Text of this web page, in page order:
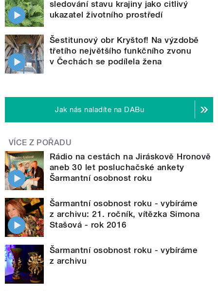
sledování stavu krajiny jako citlivý
ukazatel životního prostředí
Šestitunový obr Kryštof! Na výzdobě
třetího největšího funkčního zvonu
v Čechách se podílela žena
Jak nás naladíte na DABu
VÍCE Z POŘADU
Rádio na cestách na Jiráskově Hronově
aneb 30 let posluchačské ankety
Šarmantní osobnost roku
Šarmantní osobnost roku - vybíráme
z archivu: 21. ročník, vítězka Simona
Stašová - rok 2016
Šarmantní osobnost roku - vybíráme
z archivu